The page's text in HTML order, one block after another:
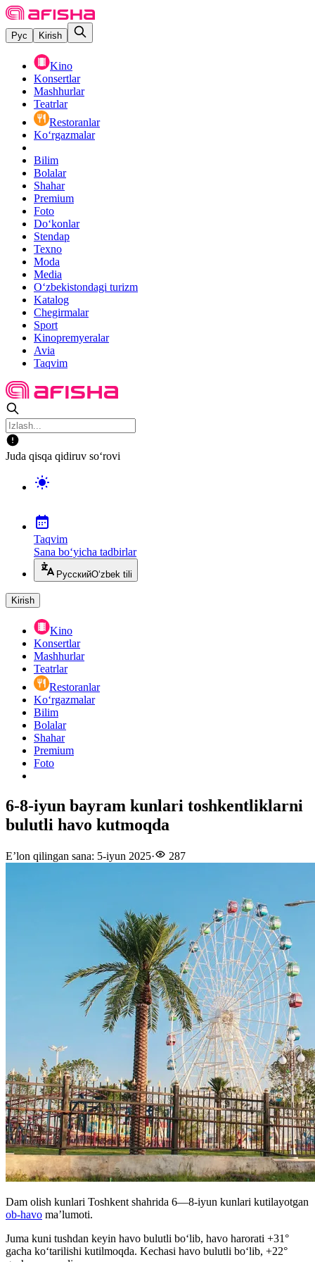
Рус Kirish
Kino
Konsertlar
Mashhurlar
Teatrlar
Restoranlar
Ko‘rgazmalar
Bilim
Bolalar
Shahar
Premium
Foto
Do‘konlar
Stendap
Texno
Moda
Media
O‘zbekistondagi turizm
Katalog
Chegirmalar
Sport
Kinopremyeralar
Avia
Taqvim
Juda qisqa qidiruv so‘rovi
Taqvim
Sana bo‘yicha tadbirlar
РусскийO‘zbek tili
Kirish
Kino
Konsertlar
Mashhurlar
Teatrlar
Restoranlar
Ko‘rgazmalar
Bilim
Bolalar
Shahar
Premium
Foto
6-8-iyun bayram kunlari toshkentliklarni
bulutli havo kutmoqda
E’lon qilingan sana: 5-iyun 2025· 287
Dam olish kunlari Toshkent shahrida 6—8-iyun kunlari kutilayotgan
ob-havo maʼlumoti.
Juma kuni tushdan keyin havo bulutli boʻlib, havo harorati +31°
gacha koʻtarilishi kutilmoqda. Kechasi havo bulutli boʻlib, +22°